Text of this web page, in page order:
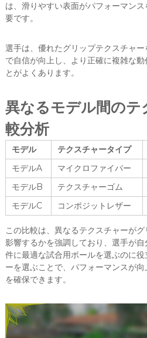
は、滑りやすい表面がパフォーマン
要です。
選手は、優れたグリップテクスチャ
で自信が向上し、より正確に複雑な
とがよくあります。
異なるモデル間のテ
較分析
モデル テクスチャータイプ
モデルA
マイクロファイバー
モデルB
テクスチャーゴム
モデルC
コンポジットレザー
この比較は、異なるテクスチャーが
影響するかを強調しており、選手が
件に最適な試合用ボールを選ぶのに
ーを選ぶことで、パフォーマンスが
を確保できます。